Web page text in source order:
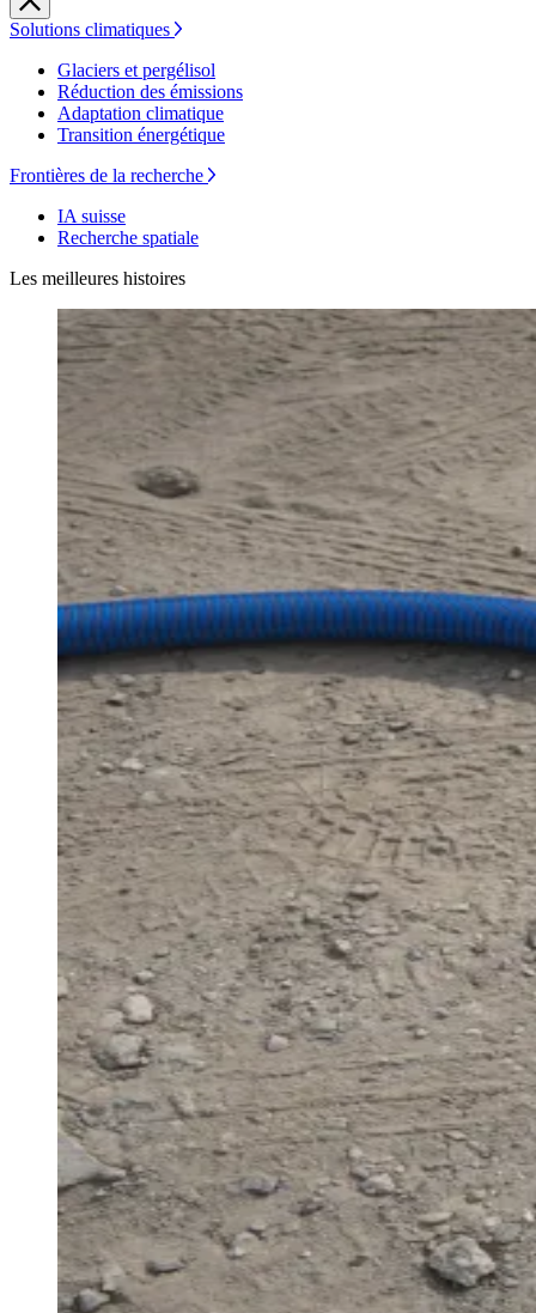
Solutions climatiques
Glaciers et pergélisol
Réduction des émissions
Adaptation climatique
Transition énergétique
Frontières de la recherche
IA suisse
Recherche spatiale
Les meilleures histoires